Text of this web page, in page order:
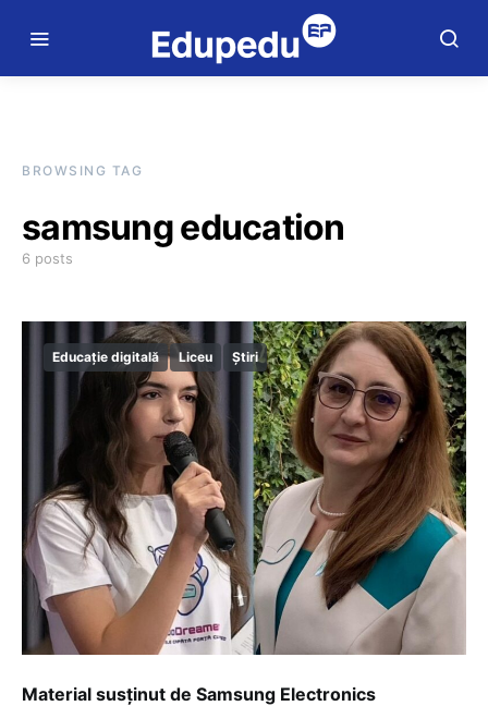
BROWSING TAG
samsung education
6 posts
Educație digitală Liceu Știri
Material susținut de Samsung Electronics